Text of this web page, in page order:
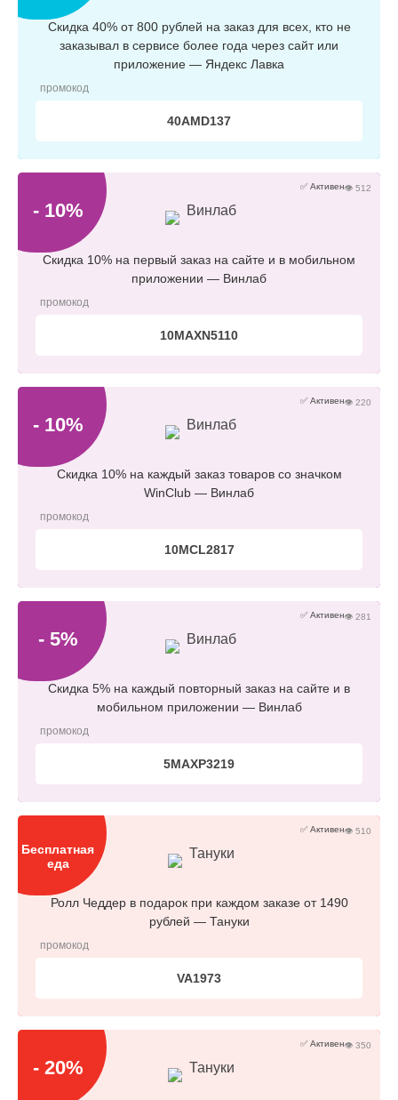
Скидка 40% от 800 рублей на заказ для всех, кто не
заказывал в сервисе более года через сайт или
приложение — Яндекс Лавка
промокод
40AMD137
- 10% Винлаб
Скидка 10% на первый заказ на сайте и в мобильном
приложении — Винлаб
✅ Активен👁 512
промокод
10MAXN5110
- 10% Винлаб
Скидка 10% на каждый заказ товаров со значком
WinClub — Винлаб
✅ Активен👁 220
промокод
10MCL2817
- 5% Винлаб
Скидка 5% на каждый повторный заказ на сайте и в
мобильном приложении — Винлаб
✅ Активен👁 281
промокод
5MAXP3219
Бесплатная
еда
Тануки
Ролл Чеддер в подарок при каждом заказе от 1490
рублей — Тануки
✅ Активен👁 510
промокод
VA1973
- 20% Тануки
✅ Активен👁 350